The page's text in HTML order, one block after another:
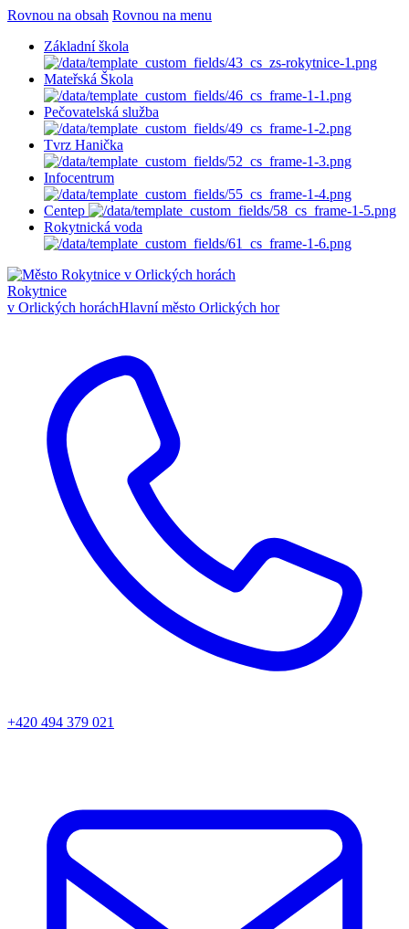
Rovnou na obsah Rovnou na menu
Základní škola
Mateřská Škola
Pečovatelská služba
Tvrz Hanička
Infocentrum
Centep
Rokytnická voda
Rokytnice
v Orlických horáchHlavní město Orlických hor
+420 494 379 021